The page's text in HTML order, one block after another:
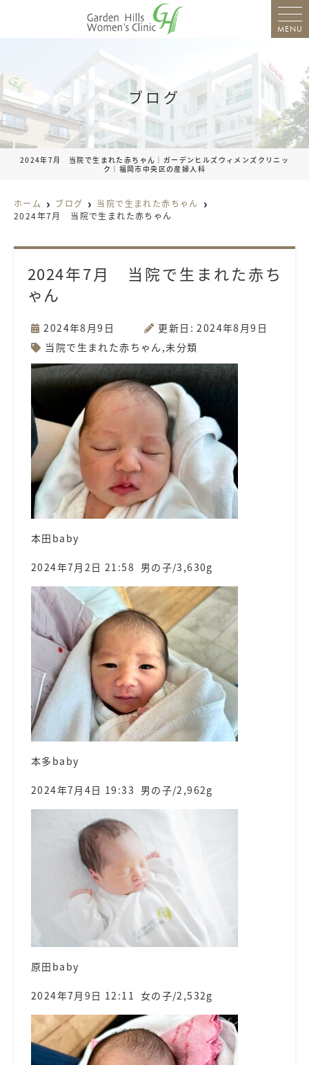
MENU
ブログ
2024年7月 当院で生まれた赤ちゃん｜ガーデンヒルズウィメンズクリニッ
ク｜福岡市中央区の産婦人科
ホーム ブログ
当院で生まれた赤ちゃん
2024年7月 当院で生まれた赤ちゃん
2024年7月 当院で生まれた赤ち
ゃん
2024年8月9日
更新日: 2024年8月9日
当院で生まれた赤ちゃん ,未分類
本田baby
2024年7月2日 21:58 男の子/3,630g
本多baby
2024年7月4日 19:33 男の子/2,962g
原田baby
2024年7月9日 12:11 女の子/2,532g